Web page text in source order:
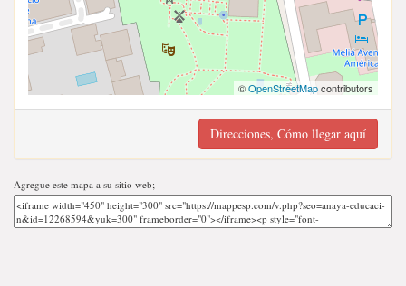
©OpenStreetMapcontributors
Direcciones, Cómo llegar aquí
Agregue este mapa a su sitio web;